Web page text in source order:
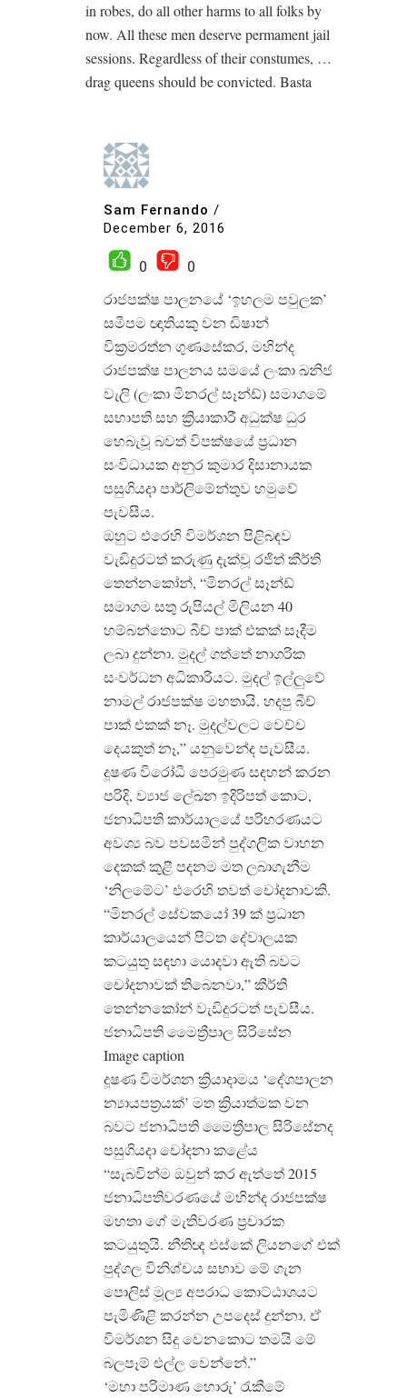
in robes, do all other harms to all folks by
now. All these men deserve permament jail
sessions. Regardless of their constumes, …
drag queens should be convicted. Basta
Sam Fernando /
December 6, 2016
0
0
රාජපක්ෂ පාලනයේ ‘ඉහලම පවුලක’
සමීපම ඥාතියකු වන ඩිෂාන්
වික්‍රමරත්න ගුණසේකර, මහින්ද
රාජපක්ෂ පාලනය සමයේ ලංකා ඛනිජ
වැලි (ලංකා මිනරල් සෑන්ඩ්) සමාගමේ
සභාපති සහ ක්‍රියාකාරී අධුක්ෂ ධුර
හෙබැවූ බවත් විපක්ෂයේ ප්‍රධාන
සංවිධායක අනුර කුමාර දිසානායක
පසුගියදා පාර්ලිමේන්තුව හමුවේ
පැවසීය.
ඔහුට එරෙහි විමර්ශන පිළිබඳව
වැඩිදුරටත් කරුණු දැක්වූ රජිත් කීර්ති
තෙන්නකෝන්, “මිනරල් සෑන්ඩ්
සමාගම සතු රුපියල් මිලියන 40
හම්බන්තොට බීච් පාක් එකක් සෑදීම
ලබා දුන්නා. මුදල් ගත්තේ නාගරික
සංවර්ධන අධිකාරියට. මුදල් ඉල්ලුවේ
නාමල් රාජපක්ෂ මහතායි. හදපු බීච්
පාක් එකක් නෑ. මුදල්වලට වෙච්ච
දෙයකුත් නෑ,” යනුවෙන්ද පැවසීය.
දූෂණ විරෝධී පෙරමුණ සඳහන් කරන
පරිදි, ව්‍යාජ ලේඛන ඉදිරිපත් කොට,
ජනාධිපති කාර්යාලයේ පරිහරණයට
අවශ්‍ය බව පවසමින් පුද්ගලික වාහන
දෙකක් කුළී පදනම මත ලබාගැනීම
‘නිලමේට’ එරෙහි තවත් චෝදනාවකි.
“මිනරල් සේවකයෝ 39 ක් ප්‍රධාන
කාර්යාලයෙන් පිටත දේවාලයක
කටයුතු සඳහා යොදවා ඇති බවට
චෝදනාවක් තිබෙනවා,” කීර්ති
තෙන්නකෝන් වැඩිදුරටත් පැවසීය.
ජනාධිපති මෛත්‍රීපාල සිරිසේන
Image caption
දූෂණ විමර්ශන ක්‍රියාදාමය ‘දේශපාලන
න්‍යායපත්‍රයක්’ මත ක්‍රියාත්මක වන
බවට ජනාධිපති මෛත්‍රීපාල සිරිසේනද
පසුගියදා චෝදනා කළේය
“සැබවින්ම ඔවුන් කර ඇත්තේ 2015
ජනාධිපතිවරණයේ මහින්ද රාජපක්ෂ
මහතා ගේ මැතිවරණ ප්‍රචාරක
කටයුතුයි. නීතිඥ එස්කේ ලියනගේ එක්
පුද්ගල විනිශ්චය සභාව මේ ගැන
පොලිස් මූල්‍ය අපරාධ කොට්ඨාශයට
පැමිණිළි කරන්න උපදෙස් දුන්නා. ඒ
විමර්ශන සිදු වෙනකොට තමයි මේ
බලපෑම් එල්ල වෙන්නේ.”
‘මහා පරිමාණ හොරු’ රැකීමේ